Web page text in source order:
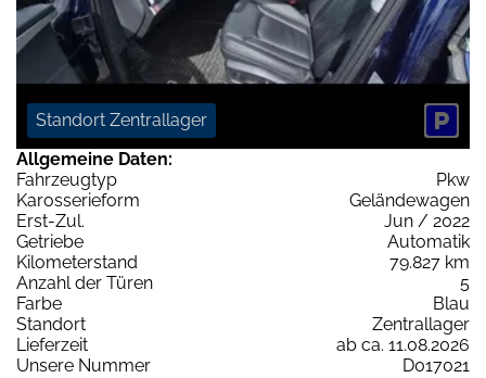
Standort Zentrallager
Allgemeine Daten:
Fahrzeugtyp
Pkw
Karosserieform
Geländewagen
Erst-Zul.
Jun / 2022
Getriebe
Automatik
Kilometerstand
79.827 km
Anzahl der Türen
5
Farbe
Blau
Standort
Zentrallager
Lieferzeit
ab ca. 11.08.2026
Unsere Nummer
D017021